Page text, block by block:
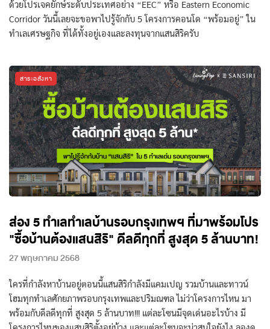
ด้วยโปรเจคยักษ์ระดับประเทศอย่าง “EEC” หรือ Eastern Economic
Corridor วันนี้เลยจะขอพาไปรู้จักกับ 5 โครงการคอนโด “พร้อมอยู่” ใน
ทำเลเศรษฐกิจ ที่ได้ทั้งอยู่เองและลงทุนจากแสนสิริครับ
สาระอสังหา
ส่อง 5 ทำเลทำเลบ้านรอบกรุงเทพฯ ที่มาพร้อมโปร
"ซื้อบ้านต้องแสนสิริ" ดีลดีทุกที่ สูงสุด 5 ล้านบาท!
27 พฤษภาคม 2568
ใครที่กำลังหาบ้านอยู่ตอนนี้แสนสิริกำลังมีแคมเปญ รวมบ้านและทาวน์
โฮมทุกทำเลศักยภาพรอบกรุงเทพและปริมณฑล ไม่ว่าโครงการไหน มา
พร้อมกับดีลดีทุกที่ สูงสุด 5 ล้านบาท!!! แต่ละโซนมีจุดเด่นอะไรบ้าง มี